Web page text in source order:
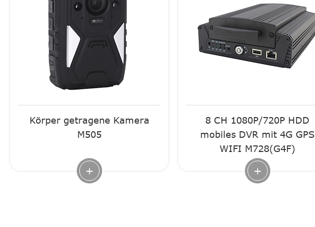
Körper getragene Kamera
M505
+
8 CH 1080P/720P HDD
mobiles DVR mit 4G GPS
WIFI M728(G4F)
+